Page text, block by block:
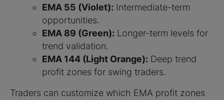
EMA 55 (Violet): Intermediate-term
opportunities.
EMA 89 (Green): Longer-term levels for
trend validation.
EMA 144 (Light Orange): Deep trend
profit zones for swing traders.
Traders can customize which EMA profit zones